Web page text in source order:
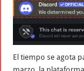
El tiempo se agota